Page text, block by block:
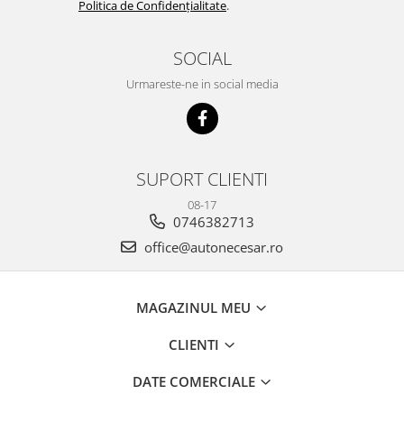
Politica de Confidențialitate.
SOCIAL
Urmareste-ne in social media
SUPORT CLIENTI
08-17
0746382713
office@autonecesar.ro
MAGAZINUL MEU
CLIENTI
DATE COMERCIALE